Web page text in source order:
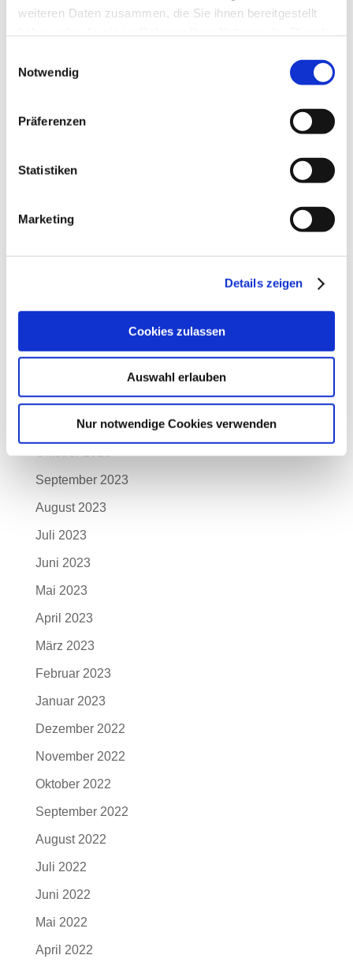
weiteren Daten zusammen, die Sie ihnen bereitgestellt
Notwendig
Präferenzen
Statistiken
Marketing
Details zeigen
Cookies zulassen
Auswahl erlauben
Nur notwendige Cookies verwenden
Februar 2025
Januar 2025
Dezember 2024
Oktober 2024
August 2024
Mai 2024
März 2024
Dezember 2023
November 2023
September 2023
August 2023
Juli 2023
Juni 2023
Mai 2023
April 2023
März 2023
Februar 2023
Januar 2023
Dezember 2022
November 2022
Oktober 2022
September 2022
August 2022
Juli 2022
Juni 2022
Mai 2022
April 2022